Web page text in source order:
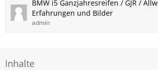
BMW i5 Ganzjahresreifen / GJR /
Erfahrungen und Bilder
admin
Inhalte